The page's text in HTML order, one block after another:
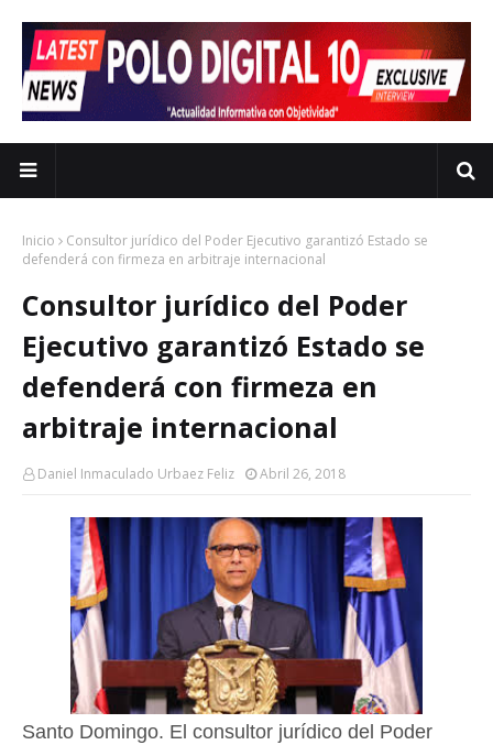
Inicio
Consultor jurídico del Poder Ejecutivo garantizó Estado se
defenderá con firmeza en arbitraje internacional
Consultor jurídico del Poder
Ejecutivo garantizó Estado se
defenderá con firmeza en
arbitraje internacional
Daniel Inmaculado Urbaez Feliz Abril 26, 2018
Santo Domingo. El consultor jurídico del Poder